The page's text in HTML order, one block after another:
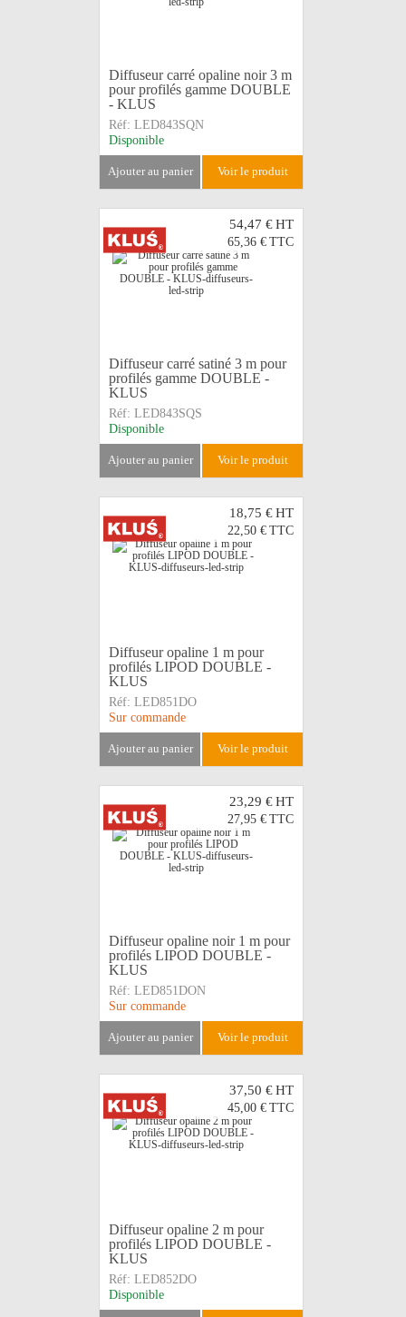
Diffuseur carré opaline noir 3 m
pour profilés gamme DOUBLE
- KLUS
Réf: LED843SQN
Disponible
ajouter au panier voir le produit
54,47 €HT
65,36 € TTC
Diffuseur carré satiné 3 m pour
profilés gamme DOUBLE -
KLUS
Réf: LED843SQS
Disponible
ajouter au panier voir le produit
18,75 €HT
22,50 € TTC
Diffuseur opaline 1 m pour
profilés LIPOD DOUBLE -
KLUS
Réf: LED851DO
Sur commande
ajouter au panier voir le produit
23,29 €HT
27,95 € TTC
Diffuseur opaline noir 1 m pour
profilés LIPOD DOUBLE -
KLUS
Réf: LED851DON
Sur commande
ajouter au panier voir le produit
37,50 €HT
45,00 € TTC
Diffuseur opaline 2 m pour
profilés LIPOD DOUBLE -
KLUS
Réf: LED852DO
Disponible